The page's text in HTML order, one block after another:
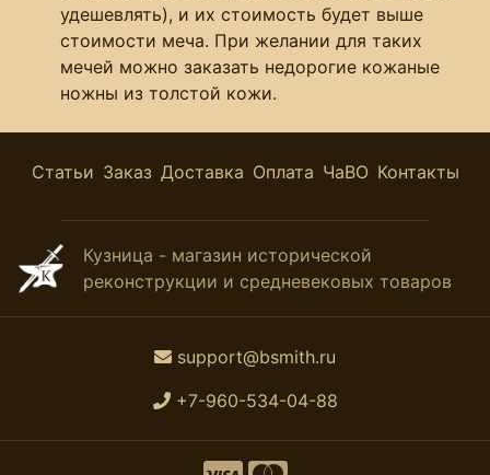
удешевлять), и их стоимость будет выше
стоимости меча. При желании для таких
мечей можно заказать недорогие кожаные
ножны из толстой кожи.
Статьи Заказ Доставка Оплата ЧаВО Контакты
Кузница - магазин исторической
реконструкции и средневековых товаров
support@bsmith.ru
+7-960-534-04-88